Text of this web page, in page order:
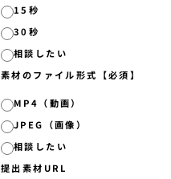
15秒
30秒
相談したい
素材のファイル形式【必須】
MP4（動画）
JPEG（画像）
相談したい
提出素材URL